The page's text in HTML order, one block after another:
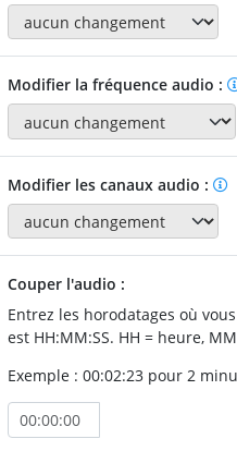
Modifier la fréquence audio :
Modifier les canaux audio :
Couper l'audio :
Entrez les horodatages où
est HH:MM:SS. HH = heure,
Exemple : 00:02:23 pour 2